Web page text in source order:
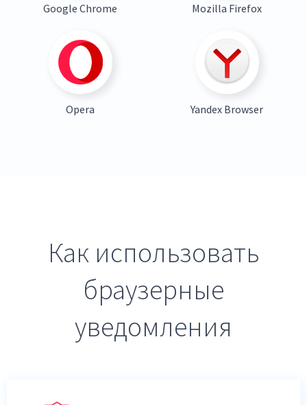
Google Chrome Mozilla Firefox
Opera Yandex Browser
Как использовать
браузерные
уведомления